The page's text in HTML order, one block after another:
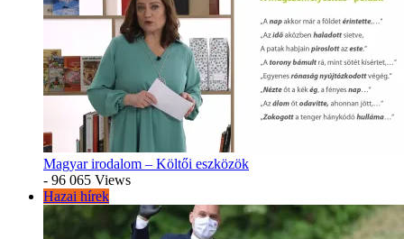
Magyar irodalom – Költői eszközök
- 96 065 Views
Hazai hírek